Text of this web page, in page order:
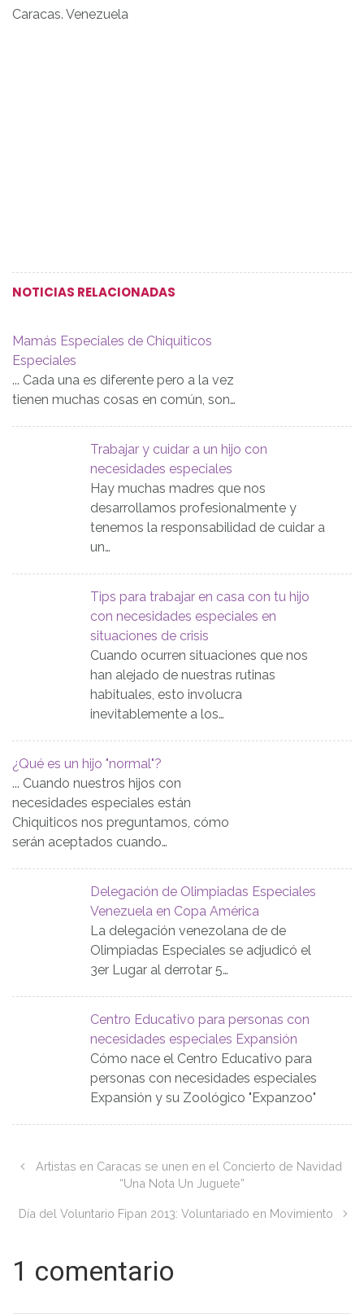
Caracas. Venezuela
NOTICIAS RELACIONADAS
Mamás Especiales de Chiquiticos
Especiales
... Cada una es diferente pero a la vez
tienen muchas cosas en común, son…
Trabajar y cuidar a un hijo con
necesidades especiales
Hay muchas madres que nos
desarrollamos profesionalmente y
tenemos la responsabilidad de cuidar a
un…
Tips para trabajar en casa con tu hijo
con necesidades especiales en
situaciones de crisis
Cuando ocurren situaciones que nos
han alejado de nuestras rutinas
habituales, esto involucra
inevitablemente a los…
¿Qué es un hijo "normal"?
... Cuando nuestros hijos con
necesidades especiales están
Chiquiticos nos preguntamos, cómo
serán aceptados cuando…
Delegación de Olimpiadas Especiales
Venezuela en Copa América
La delegación venezolana de de
Olimpiadas Especiales se adjudicó el
3er Lugar al derrotar 5…
Centro Educativo para personas con
necesidades especiales Expansión
Cómo nace el Centro Educativo para
personas con necesidades especiales
Expansión y su Zoológico "Expanzoo"
Artistas en Caracas se unen en el Concierto de Navidad
“Una Nota Un Juguete”
Día del Voluntario Fipan 2013: Voluntariado en Movimiento
1 comentario